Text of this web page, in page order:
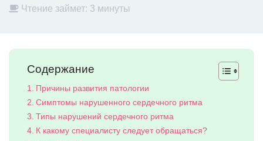
Чтение займет: 3 минуты
Содержание
Причины развития патологии
Симптомы нарушенного сердечного ритма
Типы нарушений сердечного ритма
К какому специалисту следует обращаться?